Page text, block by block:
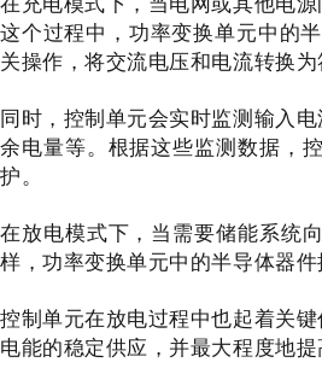
这个过程中，功率变换单元中的
关操作，将交流电压和电流转换
同时，控制单元会实时监测输入
余电量等。根据这些监测数据，
护。
在放电模式下，当需要储能系统
样，功率变换单元中的半导体器
控制单元在放电过程中也起着关
电能的稳定供应，并最大程度地提